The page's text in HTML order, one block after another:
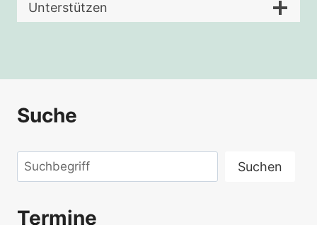
Unterstützen
Suche
Suchen Suchen
Termine